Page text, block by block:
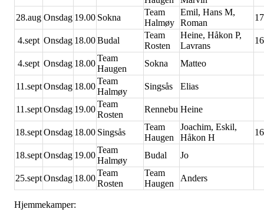
28.aug Onsdag 19.00 Sokna
Team
Halmøy
Emil, Hans M,
Roman
4.sept Onsdag 18.00Budal
Team
Rosten
Heine, Håkon P,
Lavrans
4.sept Onsdag 18.00
Team
Haugen
Sokna Matteo
11.sept Onsdag 18.00
Team
Halmøy
Singsås Elias
11.sept Onsdag 19.00
Team
Rosten
Rennebu Heine
18.septOnsdag 18.00 Singsås
Team
Haugen
Joachim, Eskil,
Håkon H
18.septOnsdag 19.00
Team
Halmøy
Budal Jo
25.septOnsdag 18.00
Team
Rosten
Team
Haugen
Anders
Hjemmekamper: